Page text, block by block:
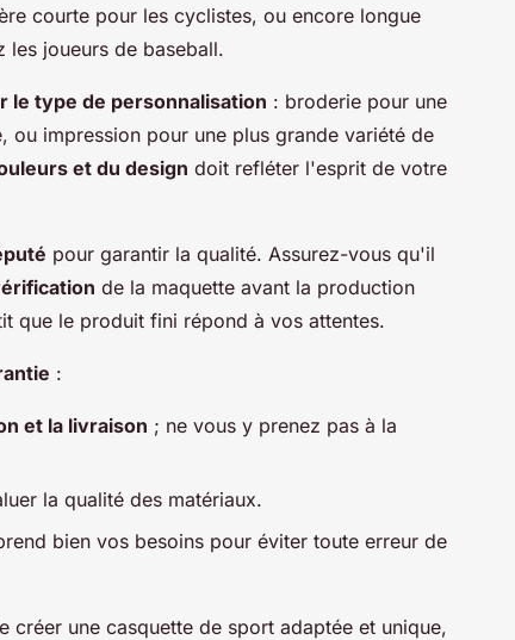
courte pour les cyclistes, ou encore longue
les joueurs de baseball.
le type de personnalisation : broderie pour une
impression pour une plus grande variété de
et du design doit refléter l'esprit de votre
pour garantir la qualité. Assurez-vous qu'il
de la maquette avant la production
que le produit fini répond à vos attentes.
:
et la livraison ; ne vous y prenez pas à la
la qualité des matériaux.
bien vos besoins pour éviter toute erreur de
créer une casquette de sport adaptée et unique,